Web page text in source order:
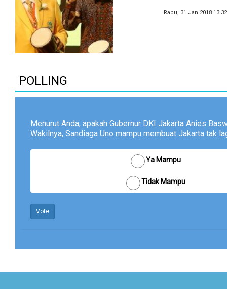
Rabu, 31 Jan 2018
POLLING
Menurut Anda, apakah Gubernur DKI Jakarta Anies
Wakilnya, Sandiaga Uno mampu membuat Jakarta tak
Ya Mampu
Tidak Mampu
Vote